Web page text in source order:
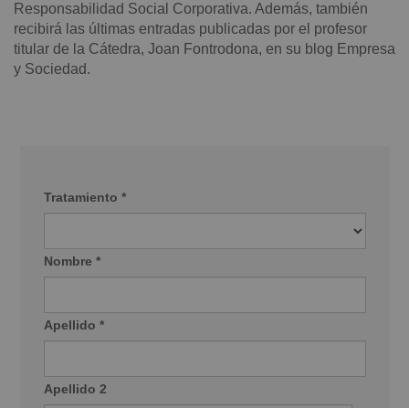
Responsabilidad Social Corporativa. Además, también
recibirá las últimas entradas publicadas por el profesor
titular de la Cátedra, Joan Fontrodona, en su blog Empresa
y Sociedad.
Tratamiento *
Nombre *
Apellido *
Apellido 2